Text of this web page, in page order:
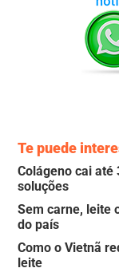
Te puede
Colágeno cai até
soluções
Sem carne, leite
do país
Como o Vietnã
leite